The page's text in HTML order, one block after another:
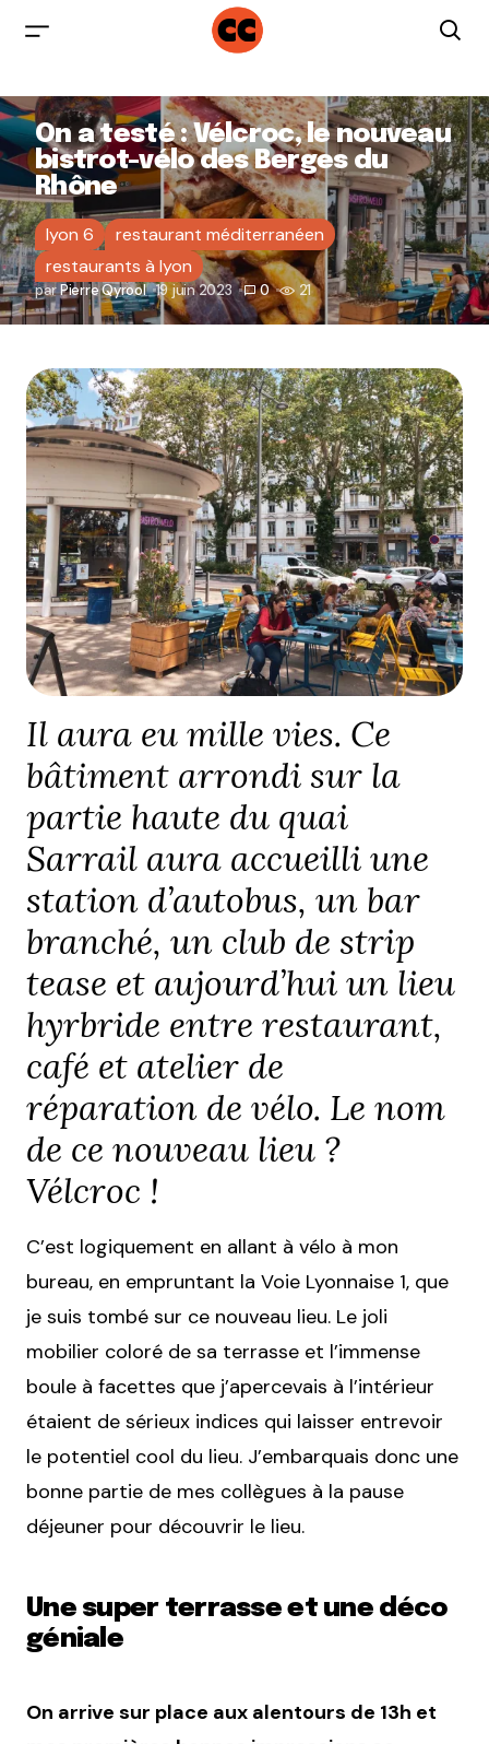
On a testé : Vélcroc, le nouveau
bistrot-vélo des Berges du
Rhône
lyon 6
restaurant méditerranéen
restaurants à lyon
parPierre Qyrool 19 juin 2023 0 21
Il aura eu mille vies. Ce
bâtiment arrondi sur la
partie haute du quai
Sarrail aura accueilli une
station d’autobus, un bar
branché, un club de strip
tease et aujourd’hui un lieu
hyrbride entre restaurant,
café et atelier de
réparation de vélo. Le nom
de ce nouveau lieu ?
Vélcroc !
C’est logiquement en allant à vélo à mon
bureau, en empruntant la Voie Lyonnaise 1, que
je suis tombé sur ce nouveau lieu. Le joli
mobilier coloré de sa terrasse et l’immense
boule à facettes que j’apercevais à l’intérieur
étaient de sérieux indices qui laisser entrevoir
le potentiel cool du lieu. J’embarquais donc une
bonne partie de mes collègues à la pause
déjeuner pour découvrir le lieu.
Une super terrasse et une déco
géniale
On arrive sur place aux alentours de 13h et